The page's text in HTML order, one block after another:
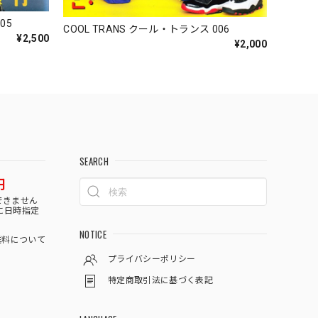
¥2,500
COOL TRANS クール・トランス 006
¥2,000
きません
日時指定
について
SEARCH
NOTICE
プライバシーポリシー
特定商取引法に基づく表記